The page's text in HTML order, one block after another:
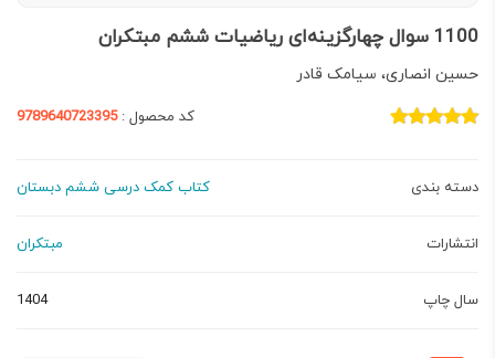
1100 سوال چهارگزینه‌‏ای ریاضیات ششم مبتکران
حسین انصاری، سیامک قادر
کد محصول :9789640723395
دسته بندی کتاب کمک درسی ششم دبستان
انتشارات مبتکران
سال چاپ 1404